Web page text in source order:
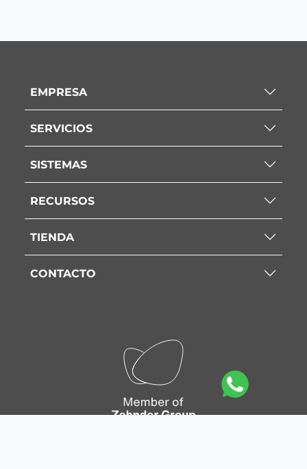
EMPRESA
SERVICIOS
SISTEMAS
RECURSOS
TIENDA
CONTACTO